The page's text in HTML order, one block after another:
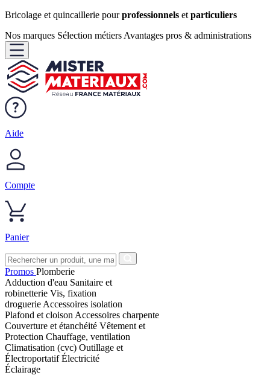
Bricolage et quincaillerie pourprofessionnels et particuliers
Nos marques Sélection métiers Avantages pros & administrations
Aide
Compte
Panier
Promos Plomberie
Adduction d'eau Sanitaire et
robinetterie Vis, fixation
droguerie Accessoires isolation
Plafond et cloison Accessoires charpente
Couverture et étanchéité Vêtement et
Protection Chauffage, ventilation
Climatisation (cvc) Outillage et
ÉlectroportatifÉlectricité
Éclairage